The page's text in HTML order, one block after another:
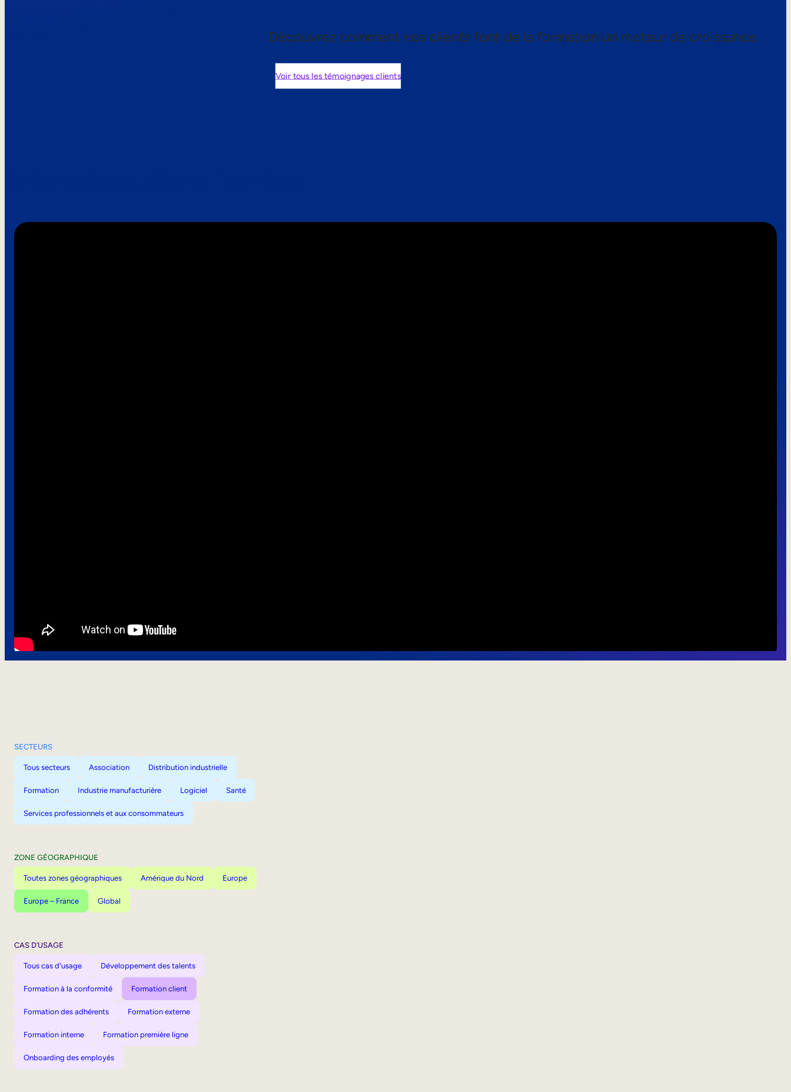
Découvrez comment nos clients font de la formation un moteur de croissance.
Voir tous les témoignages clients
SECTEURS
Tous secteurs Association Distribution industrielle
Formation Industrie manufacturière Logiciel Santé
Services professionnels et aux consommateurs
ZONE GÉOGRAPHIQUE
Toutes zones géographiques Amérique du Nord Europe
Europe – France Global
CAS D’USAGE
Tous cas d'usage Développement des talents
Formation à la conformité Formation client
Formation des adhérents Formation externe
Formation interne Formation première ligne
Onboarding des employés